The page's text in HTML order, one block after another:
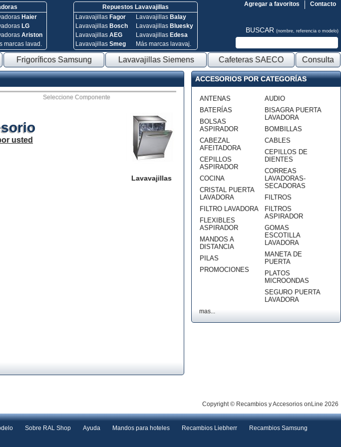
Haier
LG
Ariston
marcas lavad.
Repuestos Lavavajillas
Lavavajillas Fagor
Lavavajillas Bosch
Lavavajillas AEG
Lavavajillas Smeg
Lavavajillas Balay
Lavavajillas Bluesky
Lavavajillas Edesa
Más marcas lavavaj.
Contacto
Agregar a favoritos
BUSCAR (nombre, referencia o modelo)
Frigoríficos Samsung Lavavajillas Siemens Cafeteras SAECO Consulta
Seleccione Componente
Lavavajillas
usted
ACCESORIOS POR CATEGORÍAS
ANTENAS
BATERÍAS
BOLSAS
ASPIRADOR
CABEZAL
AFEITADORA
CEPILLOS
ASPIRADOR
COCINA
CRISTAL PUERTA
LAVADORA
FILTRO LAVADORA
FLEXIBLES
ASPIRADOR
MANDOS A
DISTANCIA
PILAS
PROMOCIONES
AUDIO
BISAGRA PUERTA
LAVADORA
BOMBILLAS
CABLES
CEPILLOS DE
DIENTES
CORREAS
LAVADORAS-
SECADORAS
FILTROS
FILTROS
ASPIRADOR
GOMAS
ESCOTILLA
LAVADORA
MANETA DE
PUERTA
PLATOS
MICROONDAS
SEGURO PUERTA
LAVADORA
mas...
Copyright © Recambios y Accesorios onLine 2026
Sobre RAL Shop Ayuda Mandos para hoteles Recambios Liebherr
Recambios Samsung